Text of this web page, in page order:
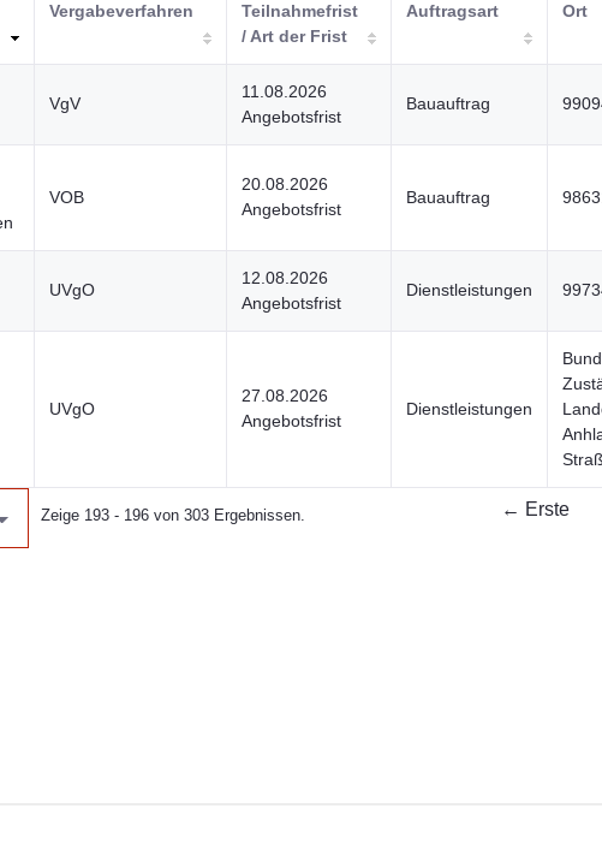
Vergabeverfahren
Teilnahmefrist
/ Art der Frist
Auftragsart Ort
VgV
11.08.2026
Angebotsfrist
Bauauftrag
VOB
20.08.2026
Angebotsfrist
Bauauftrag
UVgO
12.08.2026
Angebotsfrist
Dienstleistungen
UVgO
27.08.2026
Angebotsfrist
Dienstleistungen
Zeige 193 - 196 von 303 Ergebnissen. ← Erste